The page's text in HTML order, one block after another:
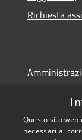
Richiesta
Questo sito
necessari al